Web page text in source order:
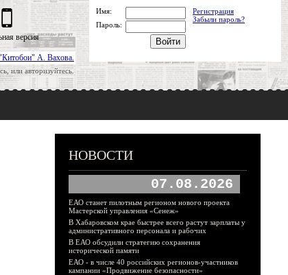
А. Вахова.
или авторизуйтесь.
версия
Имя:
Регистрация
Забыли пароль?
Пароль:
НОВОСТИ
07.08.2026
ЕАО станет пилотным регионом нового проекта
Мастерской управления «Сенеж»
В Хабаровском крае быстрее всего растут зарплаты у
административного персонала и рабочих
В ЕАО обсудили стратегию сохранения
исторической памяти
ЕАО - в числе 40 российских регионов-участников
кампании «Продвижение безопасности»